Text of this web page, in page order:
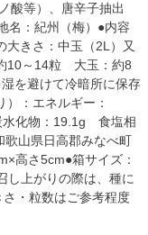
酸等）、唐辛子抽出
名：紀州（梅）●内容
きさ：中玉（2L）又
10～14粒 大玉：約8
を避けて冷暗所に保存
：エネルギー：
化物：19.1g 食塩相
山県日高郡みなべ町
高さ5cm●箱サイズ：
し上がりの際は、種に
・粒数はご参考程度